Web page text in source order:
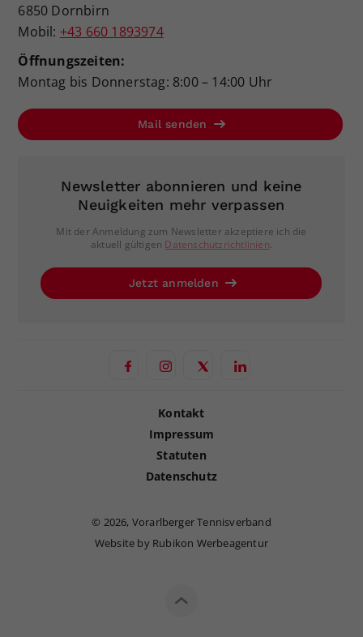
6850 Dornbirn
Mobil: +43 660 1893974
Öffnungszeiten:
Montag bis Donnerstag: 8:00 – 14:00 Uhr
Mail senden
Newsletter abonnieren und keine
Neuigkeiten mehr verpassen
Mit der Anmeldung zum Newsletter akzeptiere ich die
aktuell gültigen Datenschutzrichtlinien.
Jetzt anmelden
Kontakt
Impressum
Statuten
Datenschutz
© 2026, Vorarlberger Tennisverband
Website by Rubikon Werbeagentur